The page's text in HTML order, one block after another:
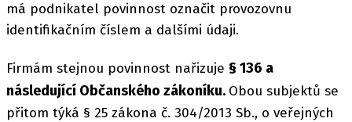
má podnikatel povinnost označit provozovnu
identifikačním číslem a dalšími údaji.
Firmám stejnou povinnost nařizuje § 136 a
následující Občanského zákoníku. Obou subjektů se
přitom týká § 25 zákona č. 304/2013 Sb., o veřejných